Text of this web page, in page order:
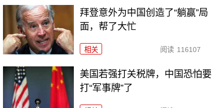
拜登意外为中国创造了“躺赢”局
面，帮了大忙
相关 阅读 116107
美国若强打关税牌，中国恐怕要
打“军事牌”了